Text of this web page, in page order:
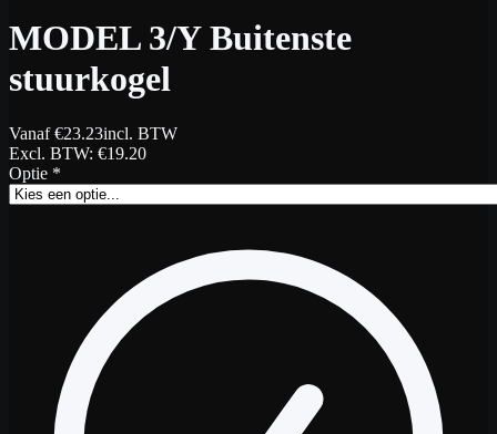
MODEL 3/Y Buitenste
stuurkogel
Vanaf€23.23incl. BTW
Excl. BTW: €19.20
Optie *